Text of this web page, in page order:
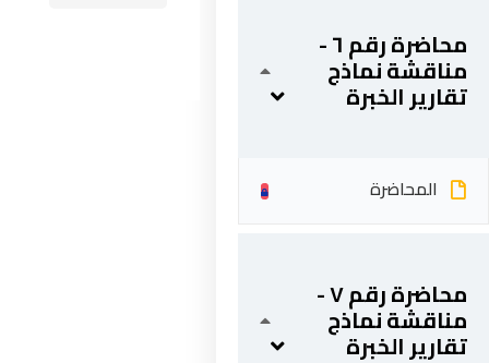
محاضرة رقم ٦ -
مناقشة نماذج
تقارير الخبرة
المحاضرة
محاضرة رقم ٧ -
مناقشة نماذج
تقارير الخبرة
201287888051+
info@acarea.com.eg